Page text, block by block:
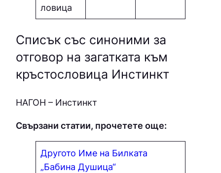
ловица
Списък със синоними за
отговор на загатката към
кръстословица Инстинкт
НАГОН – Инстинкт
Свързани статии, прочетете още:
Другото Име на Билката
„Бабина Душица“